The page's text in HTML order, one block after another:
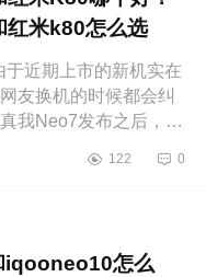
红米k80怎么选
期上市的新机实在
友换机的时候都会纠
我Neo7发布之后，不
了400元，标准版低至
122 0
iqooneo10怎么